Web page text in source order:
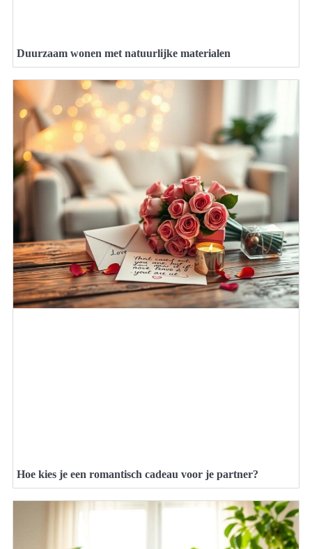
Duurzaam wonen met natuurlijke materialen
Hoe kies je een romantisch cadeau voor je partner?